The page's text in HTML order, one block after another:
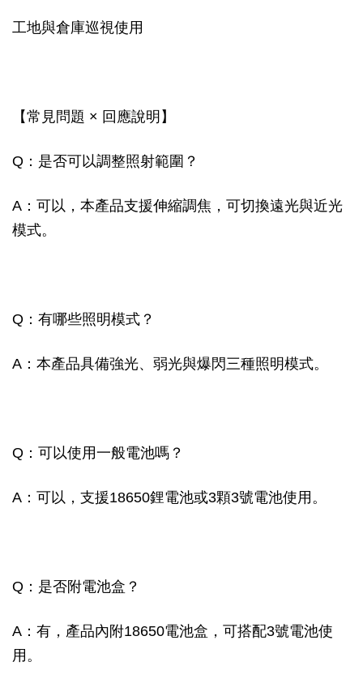
工地與倉庫巡視使用
【常見問題 × 回應說明】
Q：是否可以調整照射範圍？
A：可以，本產品支援伸縮調焦，可切換遠光與近光
模式。
Q：有哪些照明模式？
A：本產品具備強光、弱光與爆閃三種照明模式。
Q：可以使用一般電池嗎？
A：可以，支援18650鋰電池或3顆3號電池使用。
Q：是否附電池盒？
A：有，產品內附18650電池盒，可搭配3號電池使
用。